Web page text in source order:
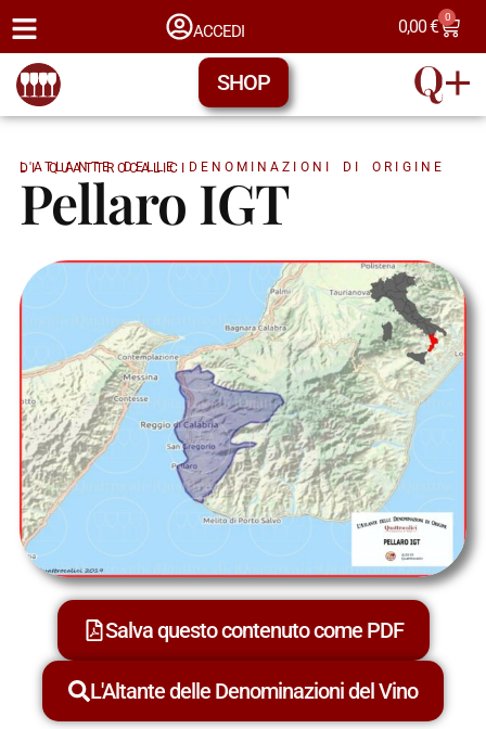
ACCEDI 0,00€ 0
SHOP
L'ATLANTE DELLE DENOMINAZIONI DI ORIGINE DI QUATTROCALICI
Pellaro IGT
Salva questo contenuto come PDF
L'Altante delle Denominazioni del Vino